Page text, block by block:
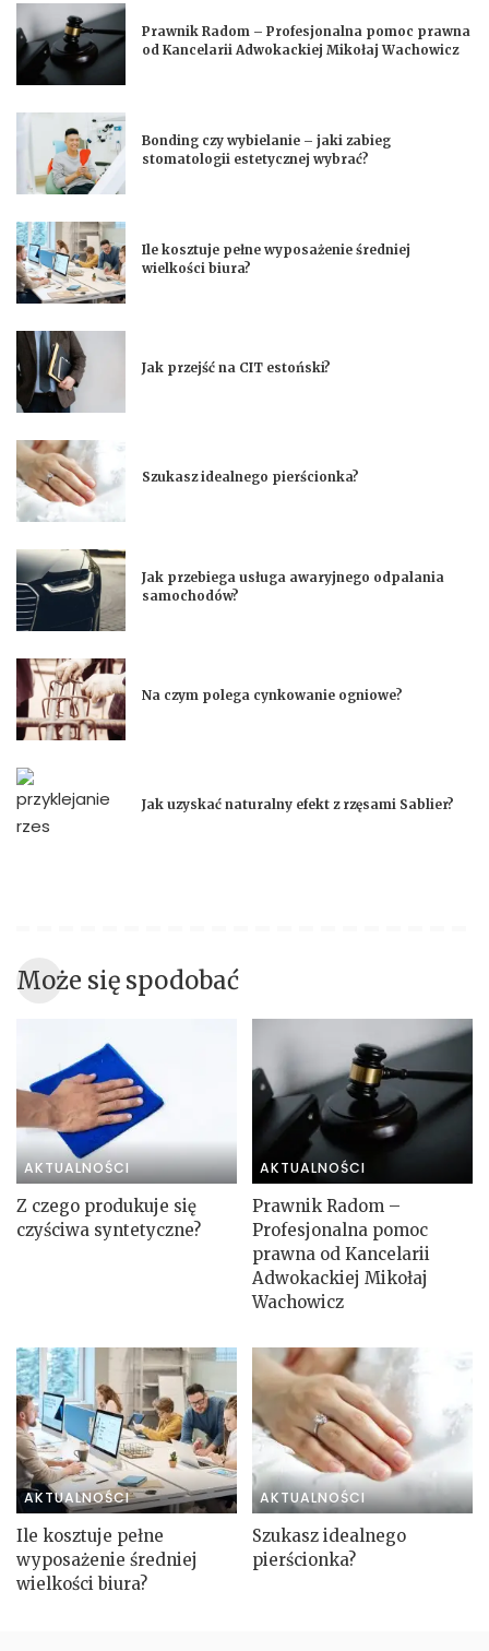
Prawnik Radom – Profesjonalna pomoc prawna
od Kancelarii Adwokackiej Mikołaj Wachowicz
Bonding czy wybielanie – jaki zabieg
stomatologii estetycznej wybrać?
Ile kosztuje pełne wyposażenie średniej
wielkości biura?
Jak przejść na CIT estoński?
Szukasz idealnego pierścionka?
Jak przebiega usługa awaryjnego odpalania
samochodów?
Na czym polega cynkowanie ogniowe?
Jak uzyskać naturalny efekt z rzęsami Sablier?
Może się spodobać
AKTUALNOŚCI
Z czego produkuje się
czyściwa syntetyczne?
AKTUALNOŚCI
Prawnik Radom –
Profesjonalna pomoc
prawna od Kancelarii
Adwokackiej Mikołaj
Wachowicz
AKTUALNOŚCI
Ile kosztuje pełne
wyposażenie średniej
wielkości biura?
AKTUALNOŚCI
Szukasz idealnego
pierścionka?